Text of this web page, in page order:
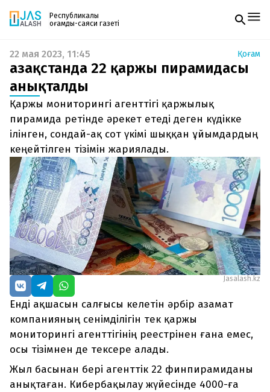
Республикалық
қоғамдық-саяси газеті
Жаңалықтар
Спорт
Live
Руханият
Аймақ
Архив
Заң және тәртіп
Редакциямен байланыс
+7 708 604 51 06
Жарнама бөлімі
+7 701 220 64 52
Пошта
zhasalash100@gmail.com
Газетке жазылу
PDF форматтағы газетті ай сайын электронды
поштаңызға алып отырыңыз. Жаңа нөмір
шыққан сәтте сізге бірден жіберіледі. Тек email
енгізіңіз, біз қалғанын өзіміз жібереміз.
22 мая 2023, 11:45 Қоғам
Қазақстанда 22 қаржы пирамидасы
анықталды
Қаржы мониторингі агенттігі қаржылық
пирамида ретінде әрекет етеді деген күдікке
ілінген, сондай-ақ сот үкімі шыққан ұйымдардың
кеңейтілген тізімін жариялады.
Jasalash.kz
Енді ақшасын салғысы келетін әрбір азамат
компанияның сенімділігін тек қаржы
мониторингі агенттігінің реестрінен ғана емес,
осы тізімнен де тексере алады.
Жыл басынан бері агенттік 22 финпирамиданы
анықтаған. Кибербақылау жүйесінде 4000-ға